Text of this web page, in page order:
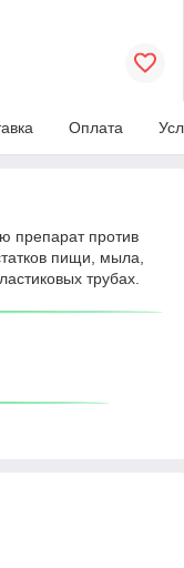
Оплата
препарат против
пищи, мыла,
трубах.